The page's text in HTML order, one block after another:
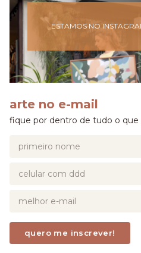
ESTAMOS NO
arte no e-mail
fique por dentro de tudo o que